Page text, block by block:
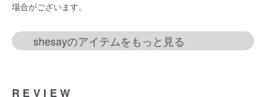
場合がございます。
shesayのアイテムをもっと見る
REVIEW